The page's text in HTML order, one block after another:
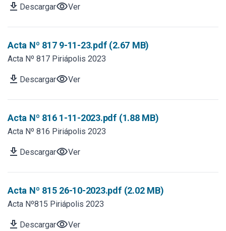
download DescargarvisibilityVer
Acta Nº 817 9-11-23.pdf (2.67 MB)
Acta Nº 817 Piriápolis 2023
download DescargarvisibilityVer
Acta Nº 816 1-11-2023.pdf (1.88 MB)
Acta Nº 816 Piriápolis 2023
download DescargarvisibilityVer
Acta Nº 815 26-10-2023.pdf (2.02 MB)
Acta Nº815 Piriápolis 2023
download DescargarvisibilityVer